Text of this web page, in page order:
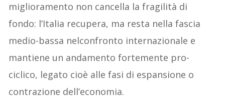
miglioramento non cancella la fragilità di
fondo: l’Italia recupera, ma resta nella fascia
medio-bassa nelconfronto internazionale e
mantiene un andamento fortemente pro-
ciclico, legato cioè alle fasi di espansione o
contrazione dell’economia.